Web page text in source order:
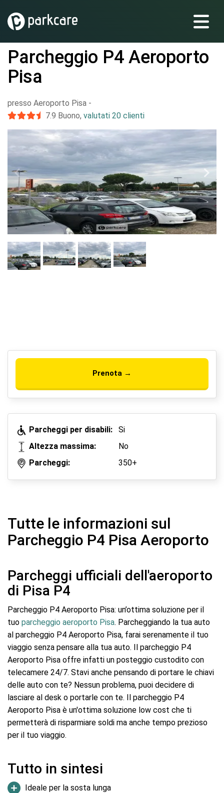
Parcheggio P4 Aeroporto
Pisa
presso Aeroporto Pisa -
7.9 Buono, valutati 20 clienti
Prenota →
Parcheggi per disabili:
Si
Altezza massima:
No
Parcheggi:
350+
Tutte le informazioni sul
Parcheggio P4 Pisa Aeroporto
Parcheggi ufficiali dell'aeroporto
di Pisa P4
Parcheggio P4 Aeroporto Pisa: un’ottima soluzione per il
tuo parcheggio aeroporto Pisa. Parcheggiando la tua auto
al parcheggio P4 Aeroporto Pisa, farai serenamente il tuo
viaggio senza pensare alla tua auto. Il parcheggio P4
Aeroporto Pisa offre infatti un posteggio custodito con
telecamere 24/7. Stavi anche pensando di portare le chiavi
delle auto con te? Nessun problema, puoi decidere di
lasciare al desk o portarle con te. Il parcheggio P4
Aeroporto Pisa è un'ottima soluzione low cost che ti
permetterà di risparmiare soldi ma anche tempo prezioso
per il tuo viaggio.
Tutto in sintesi
Ideale per la sosta lunga